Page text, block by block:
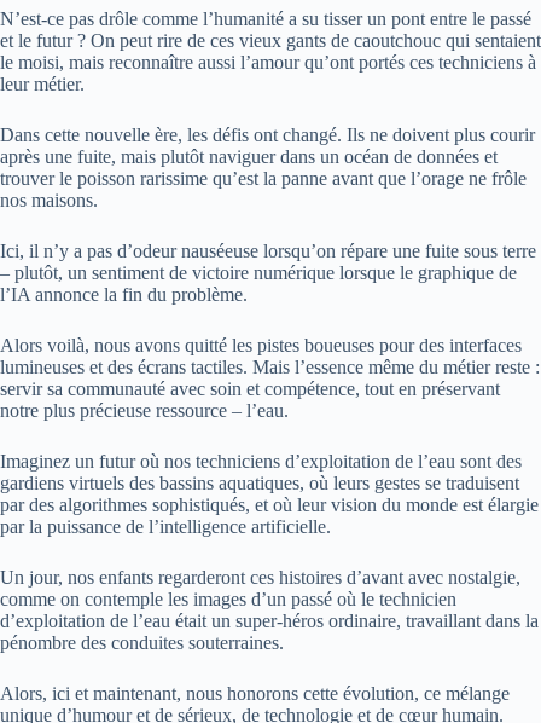
N’est-ce pas drôle comme l’humanité a su tisser un pont entre le passé
et le futur ? On peut rire de ces vieux gants de caoutchouc qui sentaient
le moisi, mais reconnaître aussi l’amour qu’ont portés ces techniciens à
leur métier.
Dans cette nouvelle ère, les défis ont changé. Ils ne doivent plus courir
après une fuite, mais plutôt naviguer dans un océan de données et
trouver le poisson rarissime qu’est la panne avant que l’orage ne frôle
nos maisons.
Ici, il n’y a pas d’odeur nauséeuse lorsqu’on répare une fuite sous terre
– plutôt, un sentiment de victoire numérique lorsque le graphique de
l’IA annonce la fin du problème.
Alors voilà, nous avons quitté les pistes boueuses pour des interfaces
lumineuses et des écrans tactiles. Mais l’essence même du métier reste :
servir sa communauté avec soin et compétence, tout en préservant
notre plus précieuse ressource – l’eau.
Imaginez un futur où nos techniciens d’exploitation de l’eau sont des
gardiens virtuels des bassins aquatiques, où leurs gestes se traduisent
par des algorithmes sophistiqués, et où leur vision du monde est élargie
par la puissance de l’intelligence artificielle.
Un jour, nos enfants regarderont ces histoires d’avant avec nostalgie,
comme on contemple les images d’un passé où le technicien
d’exploitation de l’eau était un super-héros ordinaire, travaillant dans la
pénombre des conduites souterraines.
Alors, ici et maintenant, nous honorons cette évolution, ce mélange
unique d’humour et de sérieux, de technologie et de cœur humain.